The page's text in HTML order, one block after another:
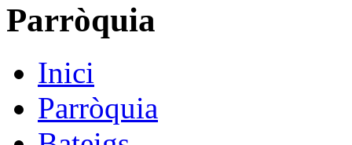
Parròquia
Inici
Parròquia